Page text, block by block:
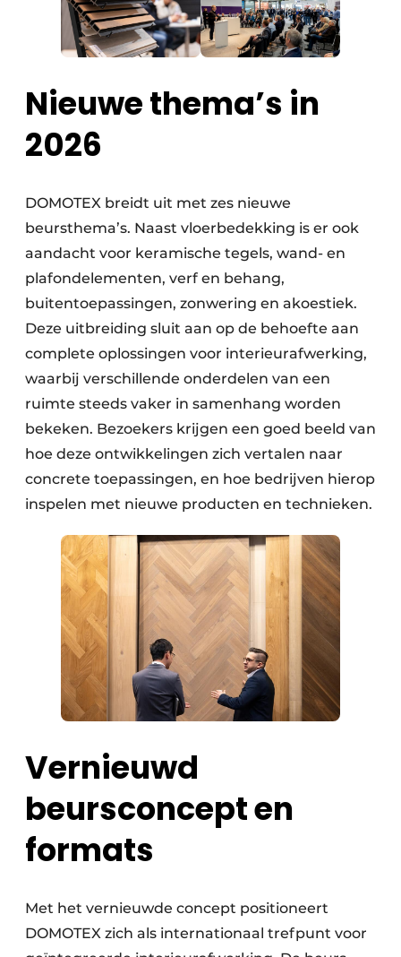
Nieuwe thema’s in
2026
DOMOTEX breidt uit met zes nieuwe
beursthema’s. Naast vloerbedekking is er ook
aandacht voor keramische tegels, wand- en
plafondelementen, verf en behang,
buitentoepassingen, zonwering en akoestiek.
Deze uitbreiding sluit aan op de behoefte aan
complete oplossingen voor interieurafwerking,
waarbij verschillende onderdelen van een
ruimte steeds vaker in samenhang worden
bekeken. Bezoekers krijgen een goed beeld van
hoe deze ontwikkelingen zich vertalen naar
concrete toepassingen, en hoe bedrijven hierop
inspelen met nieuwe producten en technieken.
Vernieuwd
beursconcept en
formats
Met het vernieuwde concept positioneert
DOMOTEX zich als internationaal trefpunt voor